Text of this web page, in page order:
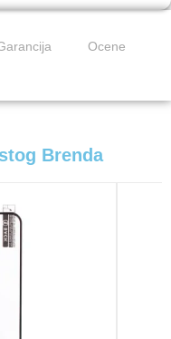
Ocene
Brenda